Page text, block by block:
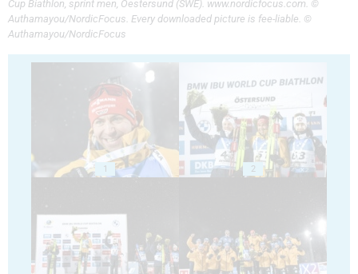
Cup Biathlon, sprint men, Oestersund (SWE). www.nordicfocus.com. ©
Authamayou/NordicFocus. Every downloaded picture is fee-liable. ©
Authamayou/NordicFocus
1 2